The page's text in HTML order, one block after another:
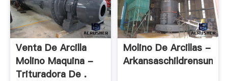
Venta De Arcilla
Molino Maquina -
Trituradora De .
Molino De Arcillas -